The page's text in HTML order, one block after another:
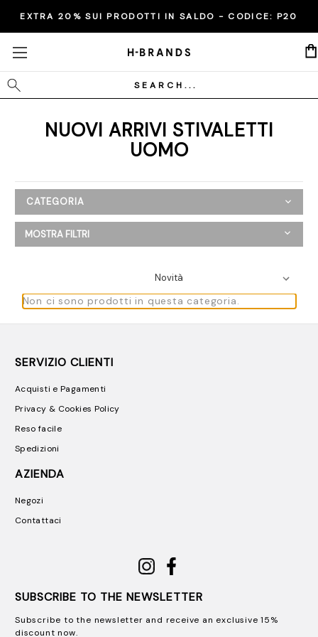
EXTRA 20% SUI PRODOTTI IN SALDO - CODICE: P20
Cerca
NUOVI ARRIVI STIVALETTI
UOMO
CATEGORIA
Nuovi Arrivi
Scarpe
Stringate
Borse
Accessori
MOSTRA FILTRI
Non ci sono prodotti in questa categoria.
SERVIZIO CLIENTI
Acquisti e Pagamenti
Privacy & Cookies Policy
Reso facile
Spedizioni
AZIENDA
Negozi
Contattaci
SUBSCRIBE TO THE NEWSLETTER
Subscribe to the newsletter and receive an exclusive 15%
discount now.